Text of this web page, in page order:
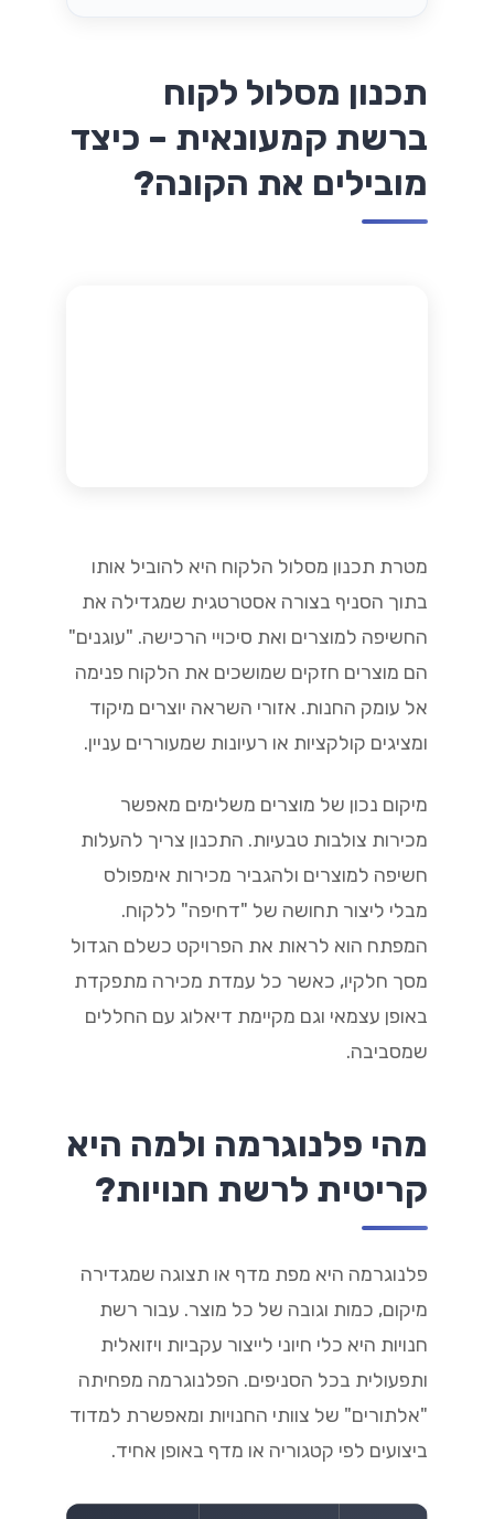
תכנון מסלול לקוח
ברשת קמעונאית – כיצד
מובילים את הקונה?
מטרת תכנון מסלול הלקוח היא להוביל אותו
בתוך הסניף בצורה אסטרטגית שמגדילה את
החשיפה למוצרים ואת סיכויי הרכישה. "עוגנים"
הם מוצרים חזקים שמושכים את הלקוח פנימה
אל עומק החנות. אזורי השראה יוצרים מיקוד
ומציגים קולקציות או רעיונות שמעוררים עניין.
מיקום נכון של מוצרים משלימים מאפשר
מכירות צולבות טבעיות. התכנון צריך להעלות
חשיפה למוצרים ולהגביר מכירות אימפולס
מבלי ליצור תחושה של "דחיפה" ללקוח.
המפתח הוא לראות את הפרויקט כשלם הגדול
מסך חלקיו, כאשר כל עמדת מכירה מתפקדת
באופן עצמאי וגם מקיימת דיאלוג עם החללים
שמסביבה.
מהי פלנוגרמה ולמה היא
קריטית לרשת חנויות?
פלנוגרמה היא מפת מדף או תצוגה שמגדירה
מיקום, כמות וגובה של כל מוצר. עבור רשת
חנויות היא כלי חיוני לייצור עקביות ויזואלית
ותפעולית בכל הסניפים. הפלנוגרמה מפחיתה
"אלתורים" של צוותי החנויות ומאפשרת למדוד
ביצועים לפי קטגוריה או מדף באופן אחיד.